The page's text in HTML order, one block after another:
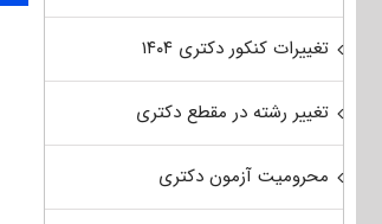
تغییرات کنکور دکتری ۱۴۰۴
تغییر رشته در مقطع دکتری
محرومیت آزمون دکتری